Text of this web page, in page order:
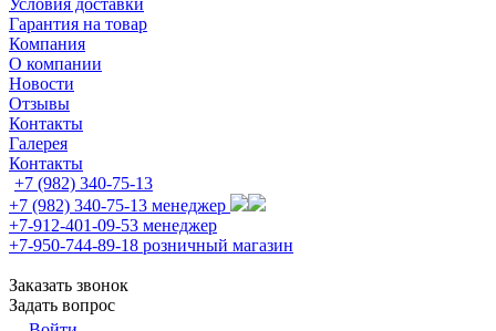
Условия доставки
Гарантия на товар
Компания
О компании
Новости
Отзывы
Контакты
Галерея
Контакты
+7 (982) 340-75-13
+7 (982) 340-75-13 менеджер
+7-912-401-09-53 менеджер
+7-950-744-89-18 розничный магазин
Заказать звонок
Задать вопрос